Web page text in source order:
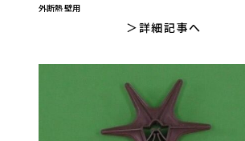
外断熱 壁用
詳細記事へ